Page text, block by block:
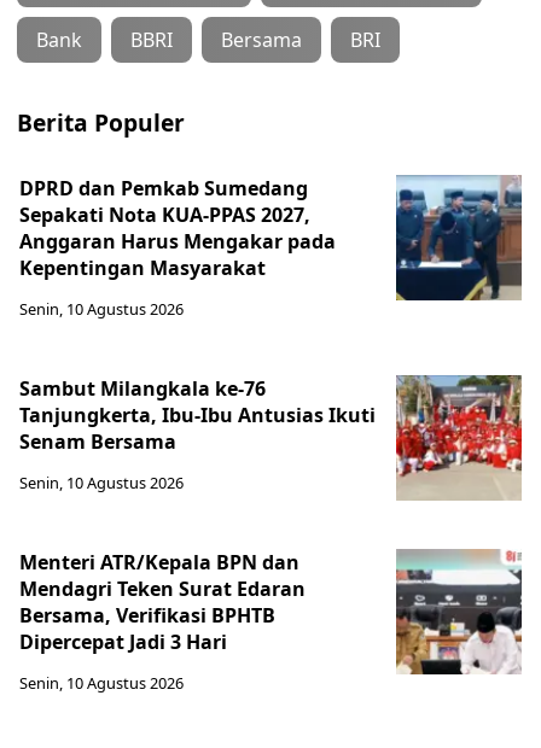
Bank BBRI Bersama BRI
Berita Populer
DPRD dan Pemkab Sumedang
Sepakati Nota KUA-PPAS 2027,
Anggaran Harus Mengakar pada
Kepentingan Masyarakat
Senin, 10 Agustus 2026
Sambut Milangkala ke-76
Tanjungkerta, Ibu-Ibu Antusias Ikuti
Senam Bersama
Senin, 10 Agustus 2026
Menteri ATR/Kepala BPN dan
Mendagri Teken Surat Edaran
Bersama, Verifikasi BPHTB
Dipercepat Jadi 3 Hari
Senin, 10 Agustus 2026